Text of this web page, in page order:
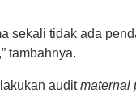
sekali tidak ada
tambahnya.
auditmaternal